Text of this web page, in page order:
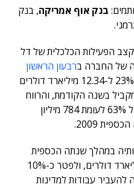
בנק אוף אמריקה, בנק
הפעילות הכלכלית של דל
של החברה ברבעון הראשון
ירדו ב-23% ל-12.34 מיליארד דולרים
המקביל בשנה הקודמת, והרווח
הנקי ירד ל-290 מיליון – קיטון של 63% לעומת 784 מיליון
2009.
במהלך שנתה הכספית
הנוכחית בשלושה עד ארבעה מיליארד דולרים, ולפטר כ-10%
עבודות למדינות